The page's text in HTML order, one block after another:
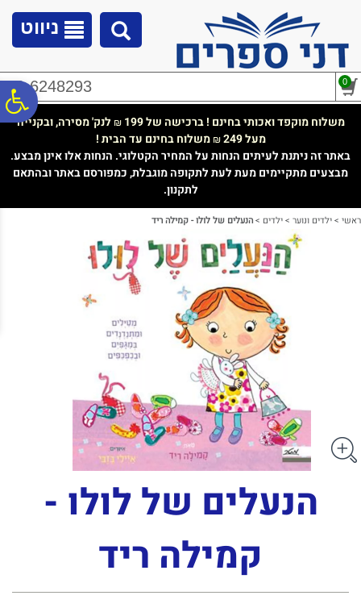
נגישות
ניווט
02-6248293 0
משלוח מוקפד ואכותי בחינם ! ברכישה של 199 ₪ לנק' מסירה, ובקנייה
מעל 249
₪משלוח בחינם עד הבית !
באתר זה ניתנת לעיתים הנחות על המחיר הקטלוגי. הנחות אלו אינן מבצע.
מבצעים מתקיימים מעת לעת לתקופה מוגבלת, כמפורסם באתר ובהתאם
לתקנון.
ראשי >ילדים ונוער >ילדים >הנעלים של לולו - קמילה ריד
הנעלים של לולו -
קמילה ריד